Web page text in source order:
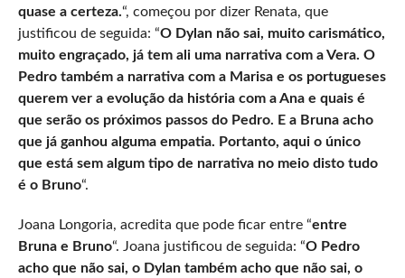
quase a certeza.“, começou por dizer Renata, que
justificou de seguida: “O Dylan não sai, muito carismático,
muito engraçado, já tem ali uma narrativa com a Vera. O
Pedro também a narrativa com a Marisa e os portugueses
querem ver a evolução da história com a Ana e quais é
que serão os próximos passos do Pedro. E a Bruna acho
que já ganhou alguma empatia. Portanto, aqui o único
que está sem algum tipo de narrativa no meio disto tudo
é o Bruno“.
Joana Longoria, acredita que pode ficar entre “entre
Bruna e Bruno“. Joana justificou de seguida: “O Pedro
acho que não sai, o Dylan também acho que não sai, o